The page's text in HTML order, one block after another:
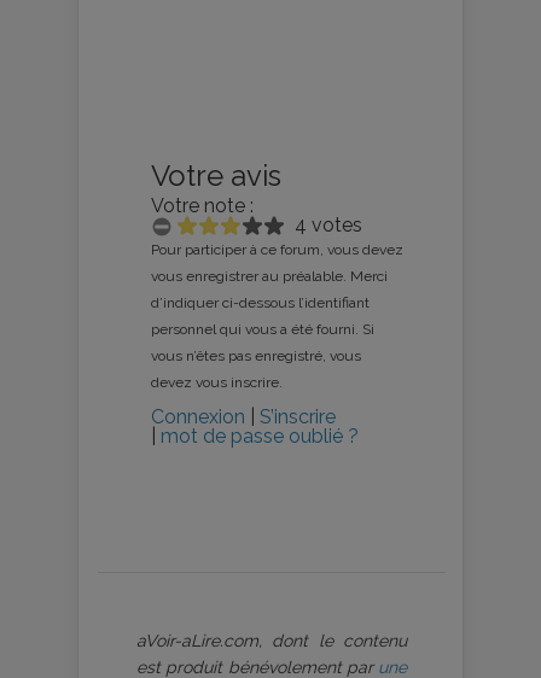
Votre avis
Votre note :
4 votes
Pour participer à ce forum, vous devez
vous enregistrer au préalable. Merci
d’indiquer ci-dessous l’identifiant
personnel qui vous a été fourni. Si
vous n’êtes pas enregistré, vous
devez vous inscrire.
Connexion
S’inscrire
mot de passe oublié ?
aVoir-aLire.com, dont le contenu
est produit bénévolement par une